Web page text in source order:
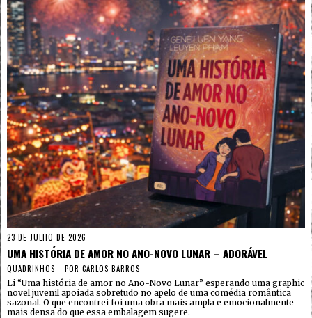
23 DE JULHO DE 2026
UMA HISTÓRIA DE AMOR NO ANO-NOVO LUNAR – ADORÁVEL
QUADRINHOS POR CARLOS BARROS
Li “Uma história de amor no Ano-Novo Lunar” esperando uma graphic
novel juvenil apoiada sobretudo no apelo de uma comédia romântica
sazonal. O que encontrei foi uma obra mais ampla e emocionalmente
mais densa do que essa embalagem sugere.